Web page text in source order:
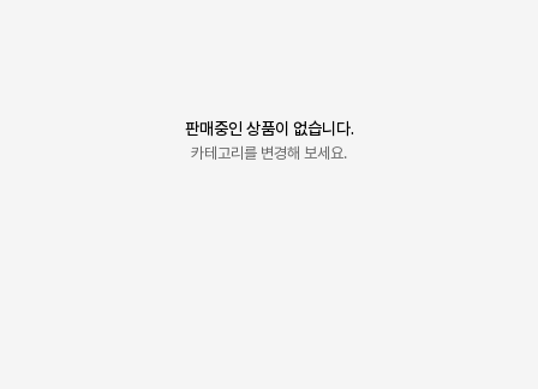
판매중인 상품이 없습니다.
카테고리를 변경해 보세요.